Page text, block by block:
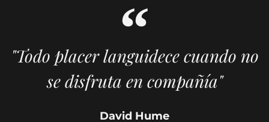
"Todo placer languidece cuando no
se disfruta en compañía"
David Hume